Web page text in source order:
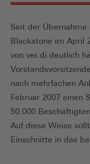
Seit der
Blackstone im April
von ver.di deutlich
nach mehrfachen
Februar 2007 einen
50.000
Auf diese Weise
Einschnitte in das